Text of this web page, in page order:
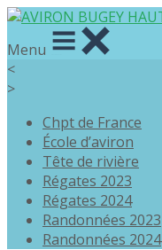
Menu
<
>
Chpt de France
École d’aviron
Tête de rivière
Régates 2023
Régates 2024
Randonnées 2023
Randonnées 2024